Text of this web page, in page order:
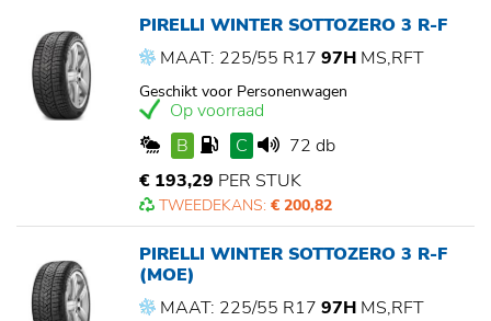
PIRELLI WINTER SOTTOZERO 3 R-F
MAAT: 225/55 R17 97H MS,RFT
Geschikt voor Personenwagen
Op voorraad
B
C
72 db
€ 193,29 PER STUK
TWEEDEKANS: € 200,82
PIRELLI WINTER SOTTOZERO 3 R-F
(MOE)
MAAT: 225/55 R17 97H MS,RFT